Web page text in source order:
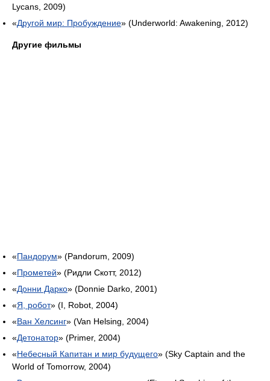
Lycans, 2009)
«Другой мир: Пробуждение» (Underworld: Awakening, 2012)
Другие фильмы
«Пандорум» (Pandorum, 2009)
«Прометей» (Ридли Скотт, 2012)
«Донни Дарко» (Donnie Darko, 2001)
«Я, робот» (I, Robot, 2004)
«Ван Хелсинг» (Van Helsing, 2004)
«Детонатор» (Primer, 2004)
«Небесный Капитан и мир будущего» (Sky Captain and the
World of Tomorrow, 2004)